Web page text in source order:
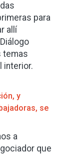
para
allí
temas
interior.
y
se
a
que